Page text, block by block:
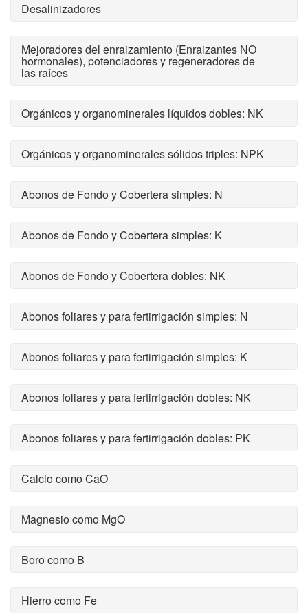
Desalinizadores
Mejoradores del enraizamiento (Enraizantes NO
hormonales), potenciadores y regeneradores de
las raíces
Orgánicos y organominerales líquidos dobles: NK
Orgánicos y organominerales sólidos triples: NPK
Abonos de Fondo y Cobertera simples: N
Abonos de Fondo y Cobertera simples: K
Abonos de Fondo y Cobertera dobles: NK
Abonos foliares y para fertirrigación simples: N
Abonos foliares y para fertirrigación simples: K
Abonos foliares y para fertirrigación dobles: NK
Abonos foliares y para fertirrigación dobles: PK
Calcio como CaO
Magnesio como MgO
Boro como B
Hierro como Fe